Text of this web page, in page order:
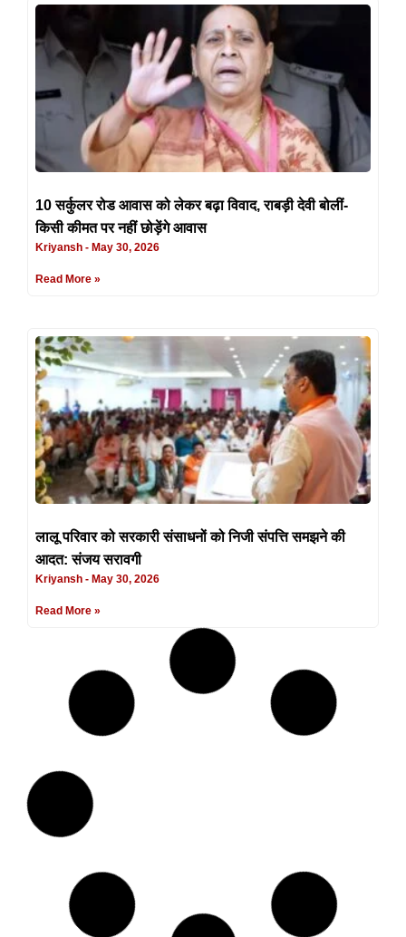
10 सर्कुलर रोड आवास को लेकर बढ़ा विवाद, राबड़ी देवी बोलीं-
किसी कीमत पर नहीं छोड़ेंगे आवास
Kriyansh May 30, 2026
Read More »
लालू परिवार को सरकारी संसाधनों को निजी संपत्ति समझने की
आदत: संजय सरावगी
Kriyansh May 30, 2026
Read More »